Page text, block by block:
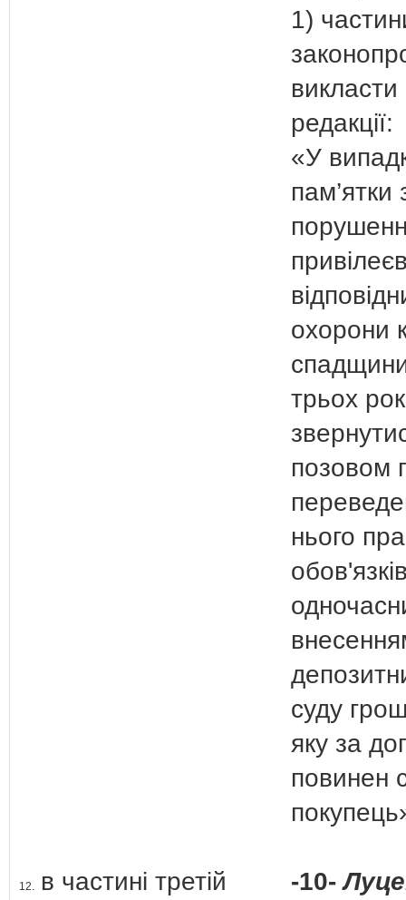
1)
викласти
редакції:
«У
пам’ятки
охорони
трьох
позовом
нього
суду
яку за
повинен
12.
в частині третій
-10-